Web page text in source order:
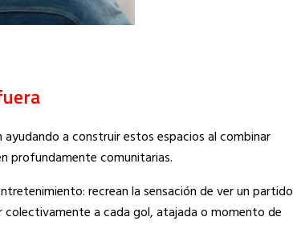
a construir estos espacios al combinar
profundamente comunitarias.
recrean la sensación de ver un partido
a cada gol, atajada o momento de